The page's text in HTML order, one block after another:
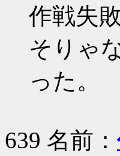
作戦失
そりゃ
った。
639 名前：